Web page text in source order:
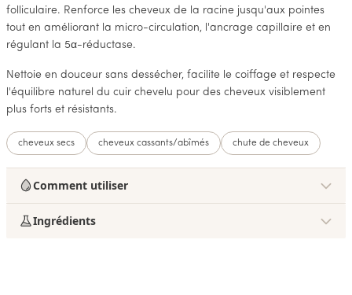
folliculaire. Renforce les cheveux de la racine jusqu'aux pointes
tout en améliorant la micro-circulation, l'ancrage capillaire et en
régulant la 5α-réductase.
Nettoie en douceur sans dessécher, facilite le coiffage et respecte
l'équilibre naturel du cuir chevelu pour des cheveux visiblement
plus forts et résistants.
cheveux secs cheveux cassants/abîmés chute de cheveux
Comment utiliser
Ingrédients